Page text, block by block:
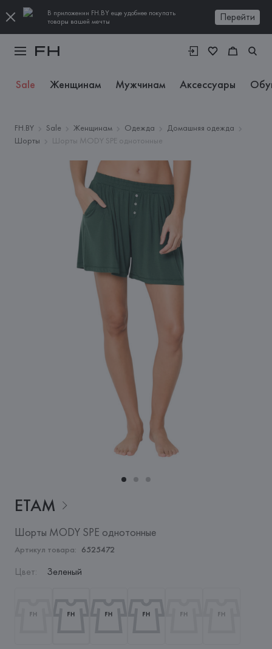
В приложении FH.BY еще удобнее покупать
товары вашей мечты
Перейти
Sale Женщинам Мужчинам Аксессуары
FH.BY Sale Женщинам Одежда
Домашняя одежда
Шорты
Шорты MODY SPE однотонные
ETAM
Шорты MODY SPE однотонные
Артикул товара: 6525472
Цвет: Зеленый